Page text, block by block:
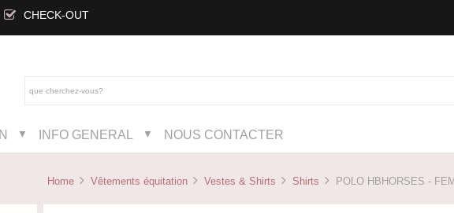
CHECK-OUT
▼ INFO GENERAL ▼ NOUS CONTACTER
Home Vêtements équitation Vestes & Shirts Shirts POLO HBHORSES -